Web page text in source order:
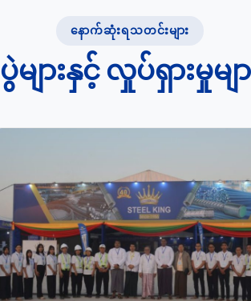
နောက်ဆုံးရသတင်းများ
ပွဲများနှင့် လှုပ်ရှားမှုမျ